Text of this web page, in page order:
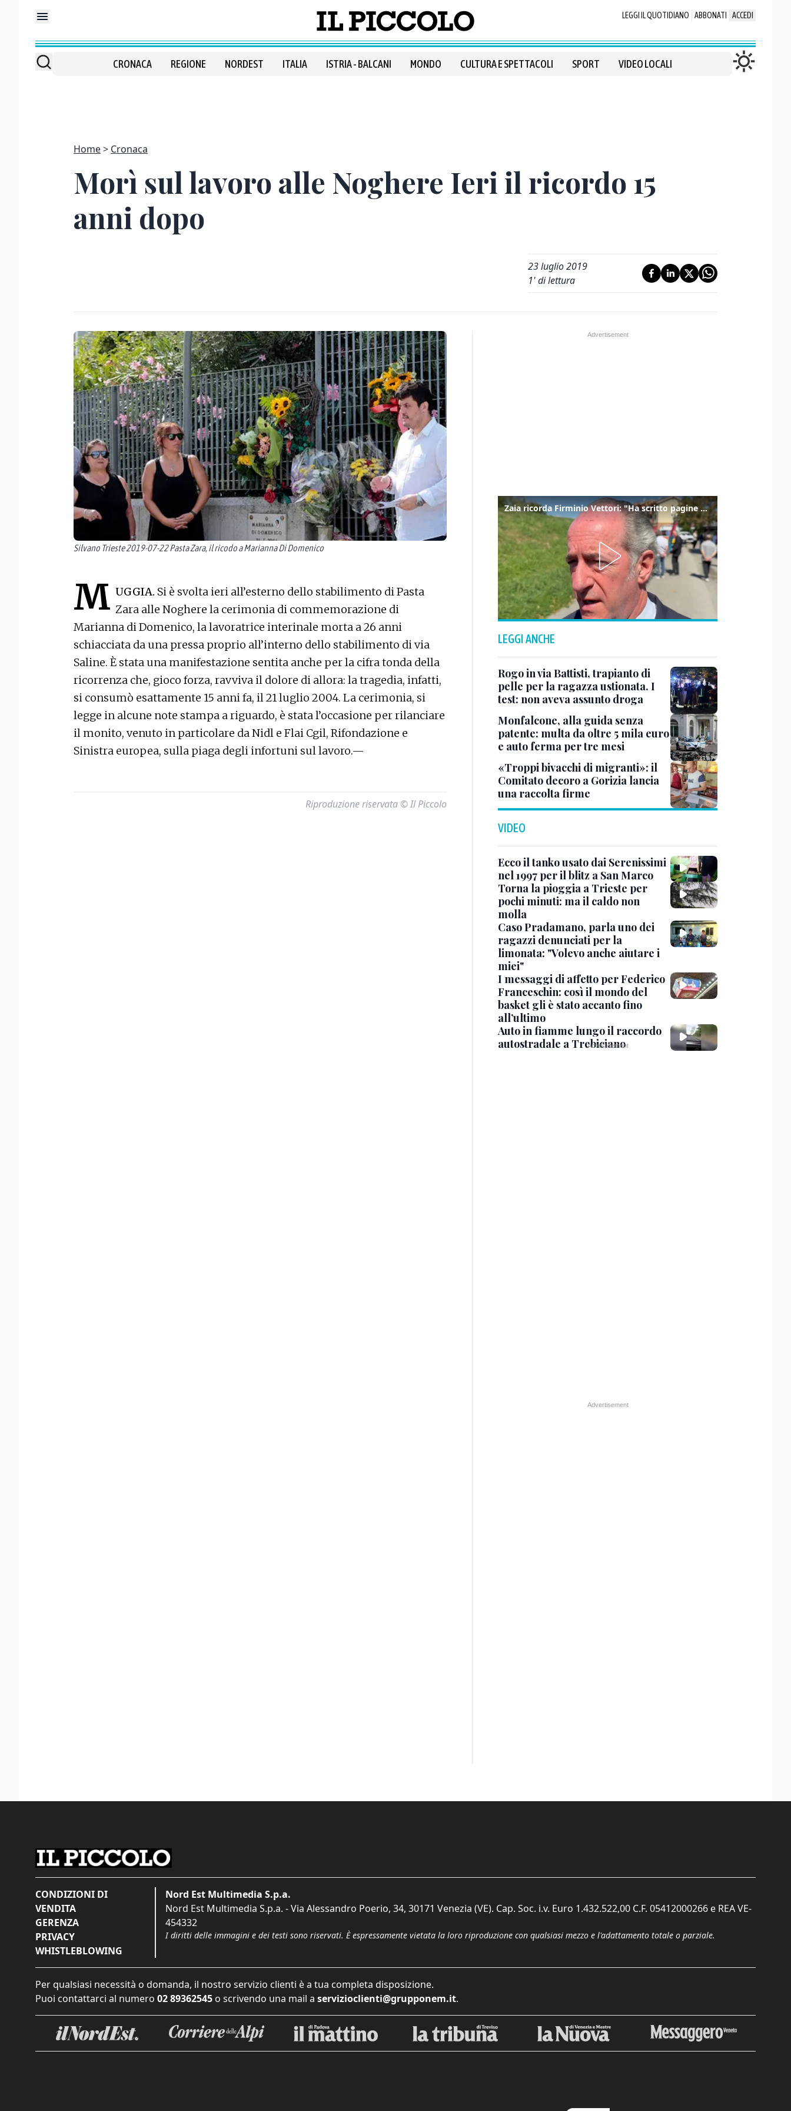
LEGGI IL QUOTIDIANO ABBONATI ACCEDI
CRONACA REGIONE NORDEST ITALIA ISTRIA - BALCANI MONDO CULTURA E SPETTACOLI SPORT VIDEO LOCALI
Home Cronaca
Morì sul lavoro alle Noghere Ieri il ricordo 15
anni dopo
23 luglio 2019
1' di lettura
Silvano Trieste 2019-07-22 Pasta Zara, il ricodo a Marianna Di Domenico
M UGGIA. Si è svolta ieri all’esterno dello stabilimento di Pasta
Zara alle Noghere la cerimonia di commemorazione di
Marianna di Domenico, la lavoratrice interinale morta a 26 anni
schiacciata da una pressa proprio all’interno dello stabilimento di via
Saline. È stata una manifestazione sentita anche per la cifra tonda della
ricorrenza che, gioco forza, ravviva il dolore di allora: la tragedia, infatti,
si consumò esattamente 15 anni fa, il 21 luglio 2004. La cerimonia, si
legge in alcune note stampa a riguardo, è stata l’occasione per rilanciare
il monito, venuto in particolare da Nidl e Flai Cgil, Rifondazione e
Sinistra europea, sulla piaga degli infortuni sul lavoro.—
Riproduzione riservata © Il Piccolo
Zaia ricorda Firminio Vettori: "Ha scritto pagine di storia del nostro territorio"
LEGGI ANCHE
Rogo in via Battisti, trapianto di
pelle per la ragazza ustionata. I
test: non aveva assunto droga
Monfalcone, alla guida senza
patente: multa da oltre 5 mila euro
e auto ferma per tre mesi
«Troppi bivacchi di migranti»: il
Comitato decoro a Gorizia lancia
una raccolta firme
VIDEO
Ecco il tanko usato dai Serenissimi
nel 1997 per il blitz a San Marco
Torna la pioggia a Trieste per
pochi minuti: ma il caldo non
molla
Caso Pradamano, parla uno dei
ragazzi denunciati per la
limonata: "Volevo anche aiutare i
miei"
I messaggi di affetto per Federico
Franceschin: così il mondo del
basket gli è stato accanto fino
all’ultimo
Auto in fiamme lungo il raccordo
autostradale a Trebiciano
CONDIZIONI DI
VENDITA
GERENZA
PRIVACY
WHISTLEBLOWING
Nord Est Multimedia S.p.a.
Nord Est Multimedia S.p.a. - Via Alessandro Poerio, 34, 30171 Venezia (VE). Cap. Soc. i.v. Euro 1.432.522,00 C.F. 05412000266 e REA VE-
454332
I diritti delle immagini e dei testi sono riservati. È espressamente vietata la loro riproduzione con qualsiasi mezzo e l'adattamento totale o parziale.
Per qualsiasi necessità o domanda, il nostro servizio clienti è a tua completa disposizione.
Puoi contattarci al numero 02 89362545 o scrivendo una mail a servizioclienti@grupponem.it.